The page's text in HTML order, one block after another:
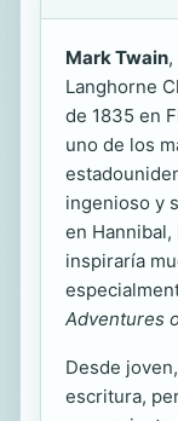
Mark Twain
Langhorne
de 1835 en
uno de los
ingenioso y
en
inspiraría
Adventures
Desde
escritura,